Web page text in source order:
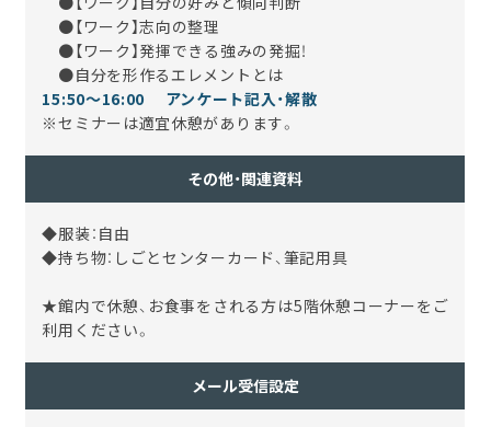
●【ワーク】志向の整理
●【ワーク】発揮できる強みの発掘！
●自分を形作るエレメントとは
15:50～16:00 アンケート記入・解散
※セミナーは適宜休憩があります。
その他・関連資料
◆服装：自由
◆持ち物：しごとセンターカード、筆記用具
★館内で休憩、お食事をされる方は5階休憩コーナーをご
利用ください。
メール受信設定